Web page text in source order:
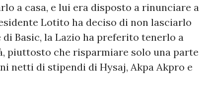
a casa, e lui era disposto a rinunciare a
Lotito ha deciso di non lasciarlo
Basic, la Lazio ha preferito tenerlo a
piuttosto che risparmiare solo una parte
netti di stipendi di Hysaj, Akpa Akpro e